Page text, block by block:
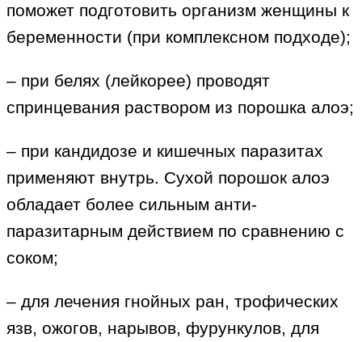
поможет подготовить организм женщины к
беременности (при комплексном подходе);
– при белях (лейкорее) проводят
спринцевания раствором из порошка алоэ;
– при кандидозе и кишечных паразитах
применяют внутрь. Сухой порошок алоэ
обладает более сильным анти-
паразитарным действием по сравнению с
соком;
– для лечения гнойных ран, трофических
язв, ожогов, нарывов, фурункулов, для